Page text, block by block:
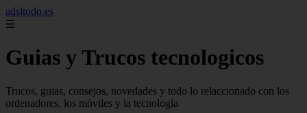
adsltodo.es
☰
Guias y Trucos tecnologicos
Trucos, guias, consejos, novedades y todo lo relaccionado con los
ordenadores, los móviles y la tecnología